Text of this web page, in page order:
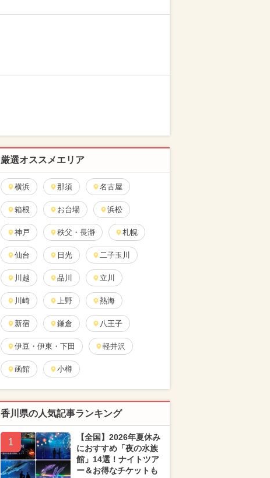
厳選オススメエリア
横浜 那須 名古屋
箱根 お台場 浜松
神戸 秩父・長瀞 札幌
仙台 日光 二子玉川
川越 品川 立川
川崎 上野 熱海
新宿 鎌倉 八王子
伊豆・伊東・下田 軽井沢
函館 小樽
香川県の人気記事ランキング
1
【全国】2026年夏休み
におすすめ「夜の水族
館」14選！ナイトツア
ー＆お得なチケットも